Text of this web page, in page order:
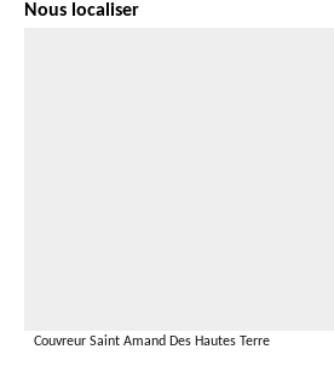
Nous localiser
Couvreur Saint Amand Des Hautes Terre